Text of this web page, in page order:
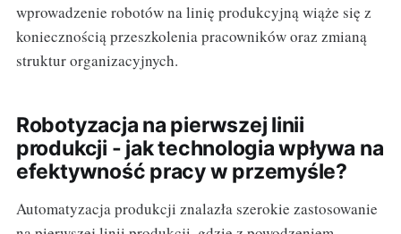
wprowadzenie robotów na linię produkcyjną wiąże się z
koniecznością przeszkolenia pracowników oraz zmianą
struktur organizacyjnych.
Robotyzacja na pierwszej linii
produkcji - jak technologia wpływa na
efektywność pracy w przemyśle?
Automatyzacja produkcji znalazła szerokie zastosowanie